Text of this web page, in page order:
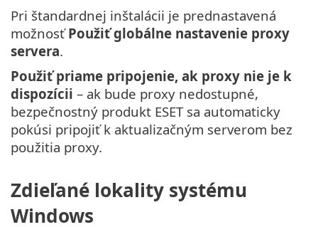
Pri štandardnej inštalácii je prednastavená
možnosťPoužiť globálne nastavenie proxy
servera.
Použiť priame pripojenie, ak proxy nie je k
dispozícii – ak bude proxy nedostupné,
bezpečnostný produkt ESET sa automaticky
pokúsi pripojiť k aktualizačným serverom bez
použitia proxy.
Zdieľané lokality systému
Windows